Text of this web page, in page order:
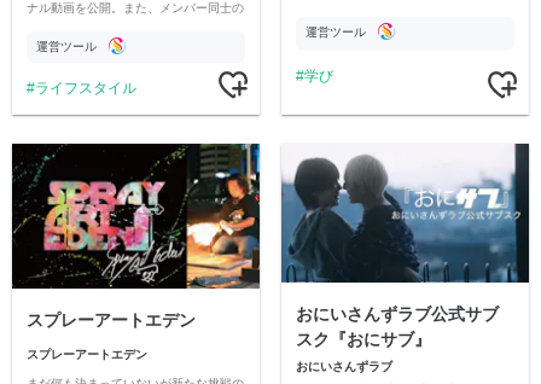
ナル動画を公開。また、メンバー同士の
ただいています。
運営ツール
ライフスタイル
す運営ツール
学び
スプレーアートエデン
スプレーアートエデン
おにいさんずラブ公式サブ
スク『おにサブ』
おにいさんずラブ